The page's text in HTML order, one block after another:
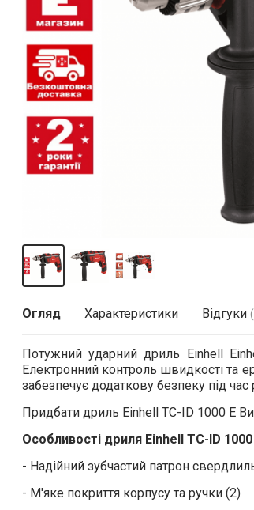
Огляд Характеристики Відгуки
Потужний ударний дриль Einhell
Електронний контроль швидкості та
забезпечує додаткову безпеку під час
Придбати дриль Einhell TC-ID 1000 E
Особливості дриля Einhell TC-ID 1000
- Надійний зубчастий патрон
- М'яке покриття корпусу та ручки (2)